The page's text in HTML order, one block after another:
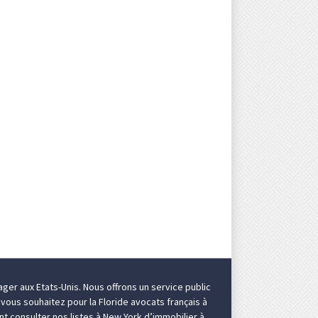
aux Etats-Unis. Nous offrons un service public
souhaitez pour la Floride avocats français à